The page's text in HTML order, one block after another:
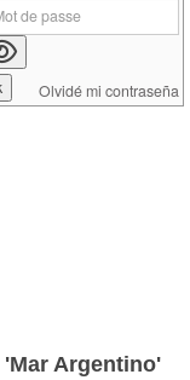
'Mar Argentino'
Olvidé mi contraseña